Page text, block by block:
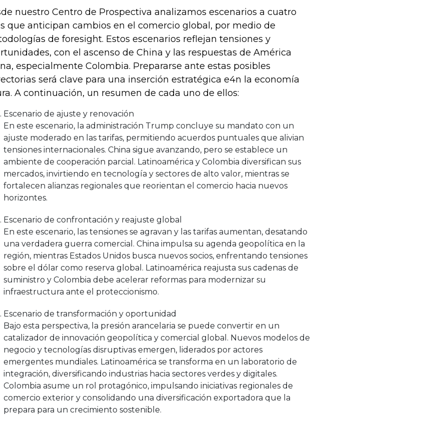
nuestro Centro de Prospectiva analizamos escenarios a cuatro
que anticipan cambios en el comercio global, por medio de
de foresight. Estos escenarios reflejan tensiones y
con el ascenso de China y las respuestas de América
especialmente Colombia. Prepararse ante estas posibles
será clave para una inserción estratégica e4n la economía
A continuación, un resumen de cada uno de ellos:
Escenario de ajuste y renovación
En este escenario, la administración Trump concluye su mandato con un
ajuste moderado en las tarifas, permitiendo acuerdos puntuales que alivian
tensiones internacionales. China sigue avanzando, pero se establece un
ambiente de cooperación parcial. Latinoamérica y Colombia diversifican sus
mercados, invirtiendo en tecnología y sectores de alto valor, mientras se
fortalecen alianzas regionales que reorientan el comercio hacia nuevos
horizontes.
Escenario de confrontación y reajuste global
En este escenario, las tensiones se agravan y las tarifas aumentan, desatando
una verdadera guerra comercial. China impulsa su agenda geopolítica en la
región, mientras Estados Unidos busca nuevos socios, enfrentando tensiones
sobre el dólar como reserva global. Latinoamérica reajusta sus cadenas de
suministro y Colombia debe acelerar reformas para modernizar su
infraestructura ante el proteccionismo.
Escenario de transformación y oportunidad
Bajo esta perspectiva, la presión arancelaria se puede convertir en un
catalizador de innovación geopolítica y comercial global. Nuevos modelos de
negocio y tecnologías disruptivas emergen, liderados por actores
emergentes mundiales. Latinoamérica se transforma en un laboratorio de
integración, diversificando industrias hacia sectores verdes y digitales.
Colombia asume un rol protagónico, impulsando iniciativas regionales de
comercio exterior y consolidando una diversificación exportadora que la
prepara para un crecimiento sostenible.